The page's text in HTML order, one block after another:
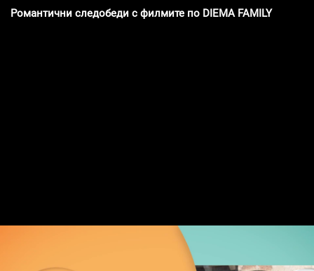
Романтични следобеди с филмите по DIEMA FAMILY